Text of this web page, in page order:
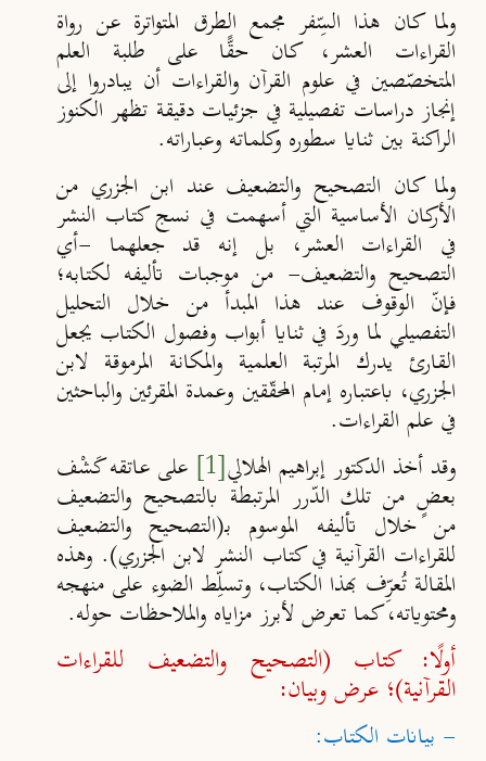
ولما كان هذا السِّفر مجمع الطرق المتواترة عن رواة
القراءات العشر، كان حقًّا على طلبة العلم
المتخصّصين في علوم القرآن والقراءات أن يبادروا إلى
إنجاز دراسات تفصيلية في جزئيات دقيقة تظهر الكنوز
الراكنة بين ثنايا سطوره وكلماته وعباراته.
ولما كان التصحيح والتضعيف عند ابن الجزري من
الأركان الأساسية التي أسهمت في نسج كتاب النشر
في القراءات العشر، بل إنه قد جعلهما -أي
التصحيح والتضعيف- من موجبات تأليفه لكتابه؛
فإنّ الوقوف عند هذا المبدأ من خلال التحليل
التفصيلي لما وردَ في ثنايا أبواب وفصول الكتاب يجعل
القارئ يدرك المرتبة العلمية والمكانة المرموقة لابن
الجزري، باعتباره إمام المحقّقين وعمدة المقرئين والباحثين
في علم القراءات.
وقد أخذ الدكتور إبراهيم الهلالي[1] على عاتقه كَشْف
بعضٍ من تلك الدّرر المرتبطة بالتصحيح والتضعيف
من خلال تأليفه الموسوم بـ(التصحيح والتضعيف
للقراءات القرآنية في كتاب النشر لابن الجزري). وهذه
المقالة تُعرِّف بهذا الكتاب، وتسلِّط الضوء على منهجه
ومحتوياته، كما تعرض لأبرز مزاياه والملاحظات حوله.
أولًا: كتاب (التصحيح والتضعيف للقراءات
القرآنية)؛ عرض وبيان:
- بيانات الكتاب: